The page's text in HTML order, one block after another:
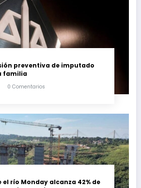
preventiva de imputado
familia
0 Comentarios
el río Monday alcanza 42% de